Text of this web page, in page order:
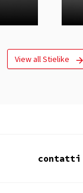
View all Stielike
contatti